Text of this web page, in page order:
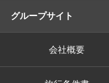
グループサイト
会社概要